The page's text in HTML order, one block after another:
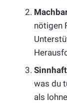
nötigen
was du
als